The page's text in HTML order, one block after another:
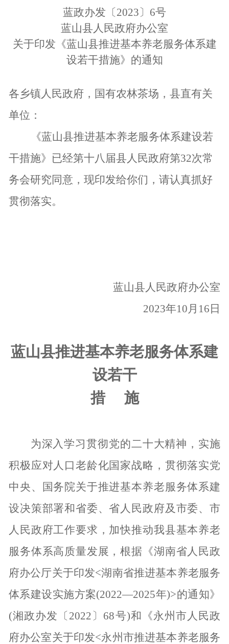
蓝政办发〔2023〕6号
蓝山县人民政府办公室
关于印发《蓝山县推进基本养老服务体系建
设若干措施》的通知
各乡镇人民政府，国有农林茶场，县直有关
单位：
《蓝山县推进基本养老服务体系建设若
干措施》已经第十八届县人民政府第32次常
务会研究同意，现印发给你们，请认真抓好
贯彻落实。
蓝山县人民政府办公室
2023年10月 16 日
蓝山县推进基本养老服务体系建
设若干
措
施
为深入学习贯彻党的二十大精神，实施
积极应对人口老龄化国家战略，贯彻落实党
中央、国务院关于推进基本养老服务体系建
设决策部署和省委、省人民政府及市委、市
人民政府工作要求，加快推动我县基本养老
服务体系高质量发展，根据《湖南省人民政
府办公厅关于印发<湖南省推进基本养老服务
体系建设实施方案(2022—2025年)>的通知》
(湘政办发〔2022〕68号)和《永州市人民政
府办公室关于印发<永州市推进基本养老服务